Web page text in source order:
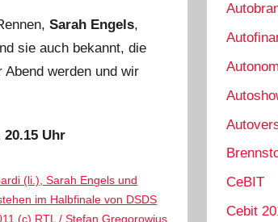
Sarah Engels,
sie auch bekannt, die
werden und wir
Uhr
CeBIT
Cebit